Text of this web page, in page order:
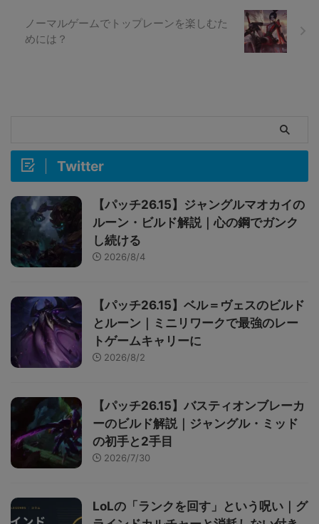
ノーマルゲームでトップレーンを楽しむた
めには？
Twitter
【パッチ26.15】ジャングルマオカイの
ルーン・ビルド解説｜心の鋼でガンク
し続ける
2026/8/4
【パッチ26.15】ベル＝ヴェスのビルド
とルーン｜ミニリワークで最強のレー
トゲームキャリーに
2026/8/2
【パッチ26.15】バスティオンブレーカ
ーのビルド解説｜ジャングル・ミッド
の初手と2手目
2026/7/30
LoLの「ランクを回す」という呪い｜グ